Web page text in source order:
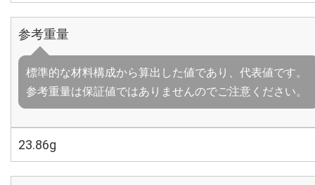
参考重量
標準的な材料構成から算出した値であり、代表値です。
参考重量は保証値ではありませんのでご注意ください。
23.86g